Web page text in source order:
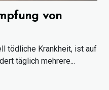
von
tödliche Krankheit, ist auf
täglich mehrere...